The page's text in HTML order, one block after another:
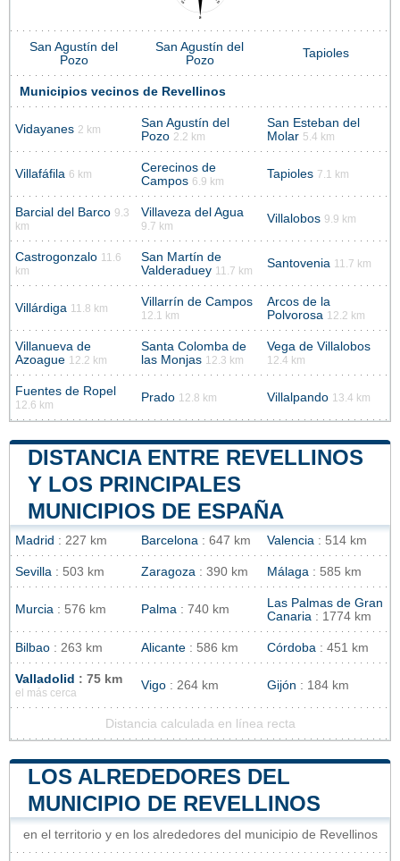
San Agustín del
Pozo
San Agustín del
Pozo
Tapioles
Municipios vecinos de Revellinos
Vidayanes 2 km
San Agustín del
Pozo 2.2 km
San Esteban del
Molar 5.4 km
Villafáfila 6 km
Cerecinos de
Campos 6.9 km
Tapioles 7.1 km
Barcial del Barco 9.3
km
Villaveza del Agua
9.7 km
Villalobos 9.9 km
Castrogonzalo 11.6
km
San Martín de
Valderaduey 11.7 km
Santovenia 11.7 km
Villárdiga 11.8 km Villarrín de Campos
12.1 km
Arcos de la
Polvorosa 12.2 km
Villanueva de
Azoague 12.2 km
Santa Colomba de
las Monjas 12.3 km
Vega de Villalobos
12.4 km
Fuentes de Ropel
12.6 km
Prado 12.8 km Villalpando 13.4 km
DISTANCIA ENTRE REVELLINOS
Y LOS PRINCIPALES
MUNICIPIOS DE ESPAÑA
Madrid : 227 km Barcelona : 647 km Valencia : 514 km
Sevilla : 503 km Zaragoza : 390 km Málaga : 585 km
Murcia : 576 km Palma : 740 km
Las Palmas de Gran
Canaria : 1774 km
Bilbao : 263 km Alicante : 586 km Córdoba : 451 km
Valladolid : 75 km
el más cerca
Vigo : 264 km Gijón : 184 km
Distancia calculada en línea recta
LOS ALREDEDORES DEL
MUNICIPIO DE REVELLINOS
en el territorio y en los alrededores del municipio de Revellinos